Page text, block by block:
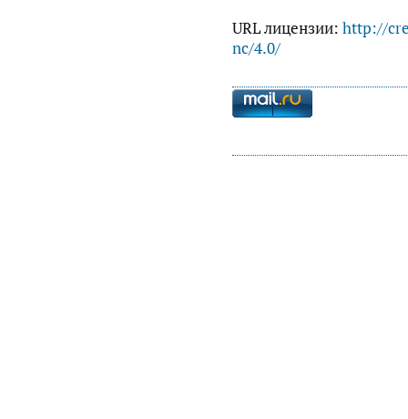
URL лицензии: http://
nc/4.0/